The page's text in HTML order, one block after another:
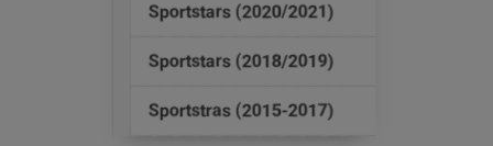
Sportstars (2020/2021)
Sportstars (2018/2019)
Sportstras (2015-2017)